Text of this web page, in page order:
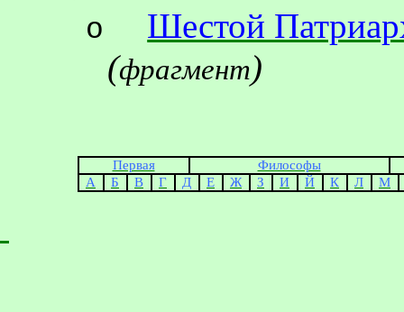
o
Шестой
(фрагмент)
Первая
Философы
А
Б В Г Д Е Ж З И Й К Л М